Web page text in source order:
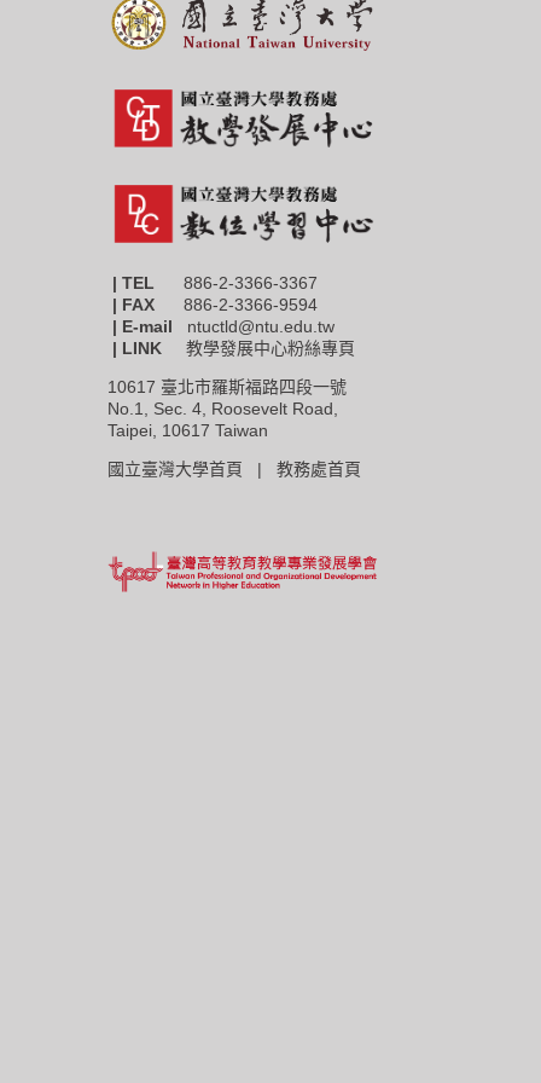
| TEL 886-2-3366-3367
| FAX
886-2-3366-9594
| E-mail ntuctld@ntu.edu.tw
| LINK教學發展中心粉絲專頁
10617 臺北市羅斯福路四段一號
No.1, Sec. 4, Roosevelt Road,
Taipei, 10617 Taiwan
國立臺灣大學首頁 |教務處首頁